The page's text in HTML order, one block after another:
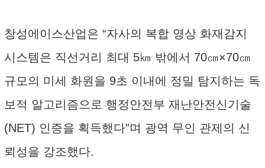
창성에이스산업은 “자사의 복합 영상 화재감지
시스템은 직선거리 최대 5㎞ 밖에서 70㎝×70㎝
규모의 미세 화원을 9초 이내에 정밀 탐지하는 독
보적 알고리즘으로 행정안전부 재난안전신기술
(NET) 인증을 획득했다”며 광역 무인 관제의 신
뢰성을 강조했다.